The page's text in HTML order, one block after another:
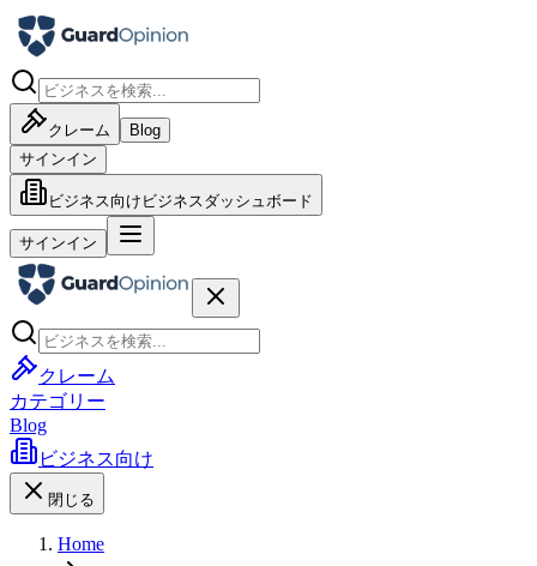
クレーム
Blog
サインイン
ビジネス向け ビジネスダッシュボード
サインイン
クレーム
カテゴリー
Blog
ビジネス向け
閉じる
Home